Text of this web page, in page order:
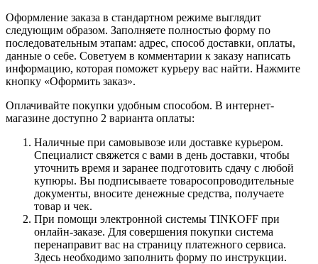
Оформление заказа в стандартном режиме выглядит
следующим образом. Заполняете полностью форму по
последовательным этапам: адрес, способ доставки, оплаты,
данные о себе. Советуем в комментарии к заказу написать
информацию, которая поможет курьеру вас найти. Нажмите
кнопку «Оформить заказ».
Оплачивайте покупки удобным способом. В интернет-
магазине доступно 2 варианта оплаты:
Наличные при самовывозе или доставке курьером.
Специалист свяжется с вами в день доставки, чтобы
уточнить время и заранее подготовить сдачу с любой
купюры. Вы подписываете товаросопроводительные
документы, вносите денежные средства, получаете
товар и чек.
При помощи электронной системы TINKOFF при
онлайн-заказе. Для совершения покупки система
перенаправит вас на страницу платежного сервиса.
Здесь необходимо заполнить форму по инструкции.